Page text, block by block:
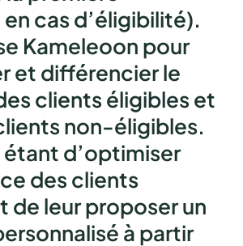
cas d’éligibilité).
Kameleoon pour
et différencier le
clients éligibles et
non-éligibles.
étant d’optimiser
des clients
de leur proposer un
à partir